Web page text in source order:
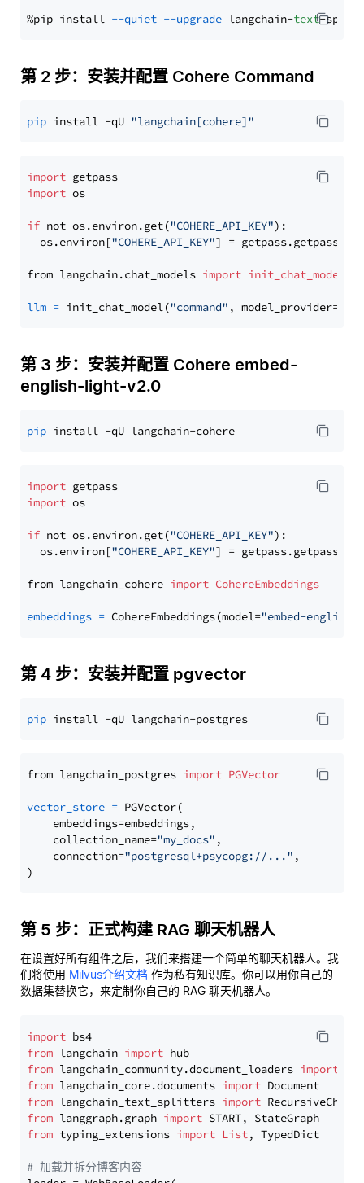
%pip install --quiet --upgrade langchain-text
第 2 步：安装并配置 Cohere Command
pip install -qU "langchain[cohere]"
import
import os
if not os.environ.get("COHERE_API_KEY"):
  os.environ[
"COHERE_API_KEY"] = getpass.getpass(
from langchain.chat_models import init_chat_model
llm = init_chat_model("command" , model_provider=
第 3 步：安装并配置 Cohere embed-
english-light-v2.0
pip
import
import os
if not os.environ.get("COHERE_API_KEY"):
  os.environ[
"COHERE_API_KEY"] = getpass.getpass(
from langchain_cohere import CohereEmbeddings
embeddings = CohereEmbeddings(model="embed-
第 4 步：安装并配置 pgvector
pip
from langchain_postgres import PGVector
vector_store = PGVector(
    embeddings=embeddings,
    collection_name=
"my_docs" ,
    connection=
"postgresql+psycopg://..." ,
第 5 步：正式构建 RAG 聊天机器人
在设置好所有组件之后，我们来搭建一个简单的聊天机器人。我
们将使用 Milvus介绍文档 作为私有知识库。你可以用你自己的
数据集替换它，来定制你自己的 RAG 聊天机器人。
import
from langchain import
from langchain_community.document_loaders import
from langchain_core.documents import
from langchain_text_splitters import
from langgraph.graph import
from typing_extensions import List, TypedDict
# 加载并拆分博客内容